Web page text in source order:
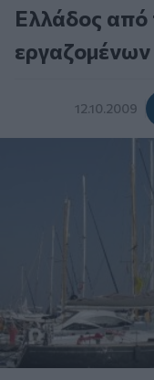
Ελλάδος
12.10.2009